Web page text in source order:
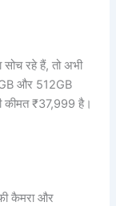
रहे हैं, तो अभी
और 512GB
कीमत ₹37,999 है।
कैमरा और